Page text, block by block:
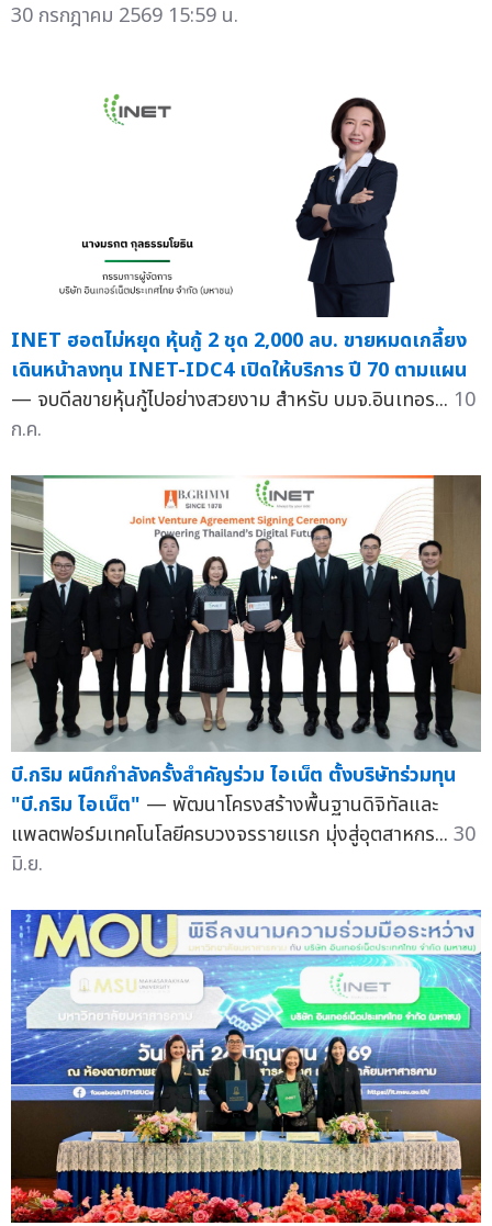
30 กรกฎาคม 2569 15:59 น.
INET ฮอตไม่หยุด หุ้นกู้ 2 ชุด 2,000 ลบ. ขายหมดเกลี้ยง
เดินหน้าลงทุน INET-IDC4 เปิดให้บริการ ปี 70 ตามแผน
— จบดีลขายหุ้นกู้ไปอย่างสวยงาม สำหรับ บมจ.อินเทอร... 10
ก.ค.
บี.กริม ผนึกกำลังครั้งสำคัญร่วม ไอเน็ต ตั้งบริษัทร่วมทุน
"บี.กริม ไอเน็ต" — พัฒนาโครงสร้างพื้นฐานดิจิทัลและ
แพลตฟอร์มเทคโนโลยีครบวงจรรายแรก มุ่งสู่อุตสาหกร... 30
มิ.ย.